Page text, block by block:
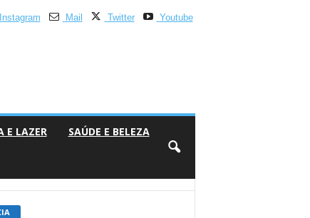
Instagram Mail Twitter
Youtube
E LAZER SAÚDE E BELEZA